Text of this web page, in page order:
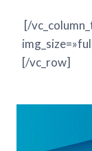
[/
[/vc_row]